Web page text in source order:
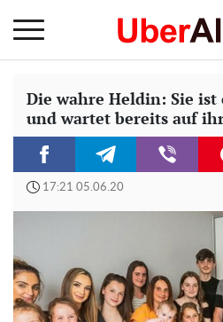
Die wahre Heldin: Sie ist
und wartet bereits auf
17:21 05.06.20